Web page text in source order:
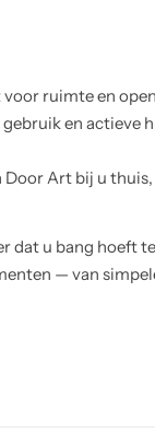
ruimte en
en actieve
Art bij u
dat u bang hoeft
— van